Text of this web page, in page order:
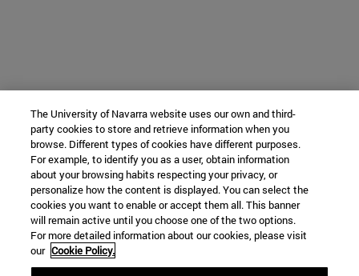
The University of Navarra website uses our own and third-
party cookies to store and retrieve information when you
browse. Different types of cookies have different purposes.
For example, to identify you as a user, obtain information
about your browsing habits respecting your privacy, or
personalize how the content is displayed. You can select the
cookies you want to enable or accept them all. This banner
will remain active until you choose one of the two options.
For more detailed information about our cookies, please visit
our Cookie Policy.